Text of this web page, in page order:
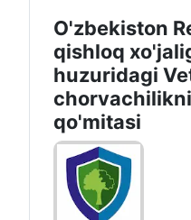
O'zbekiston
qishloq
huzuridagi
qo'mitasi